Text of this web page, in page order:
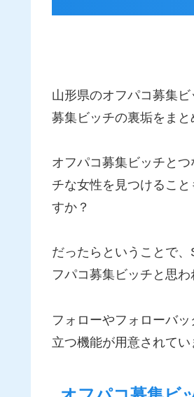
山形県のオフパコ募集
募集ビッチの裏垢をま
オフパコ募集ビッチと
チな女性を見つけるこ
すか？
だったらということで
フパコ募集ビッチと思
フォローやフォローバ
立つ機能が用意されてい